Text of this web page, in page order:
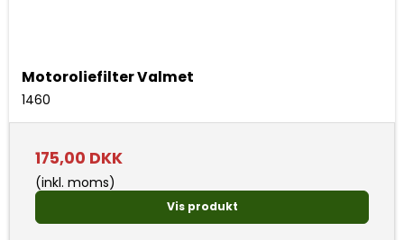
Motoroliefilter Valmet
1460
175,00 DKK
(inkl. moms)
Vis produkt